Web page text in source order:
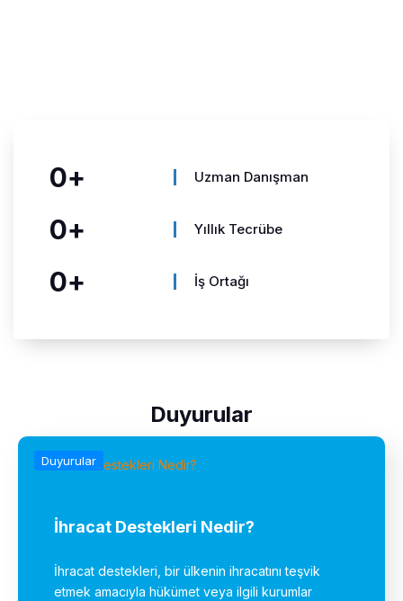
0+ Uzman Danışman
0+ Yıllık Tecrübe
0+ İş Ortağı
Duyurular
Duyurular
İhracat Destekleri Nedir?
İhracat destekleri, bir ülkenin ihracatını teşvik
etmek amacıyla hükümet veya ilgili kurumlar